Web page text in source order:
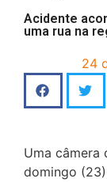
Acidente
uma rua na
24
Uma câmera
domingo